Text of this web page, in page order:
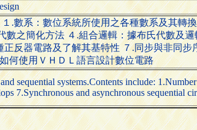
.數系：數位系統所使用之各種數系及其轉
之簡化方法 ４.組合邏輯：據布氏代數及
反器電路及了解其基特性 ７.同步與非同
何使用ＶＨＤＬ語言設計數位電路
sequential systems.Contents include:
7.Synchronous and asynchronous sequential